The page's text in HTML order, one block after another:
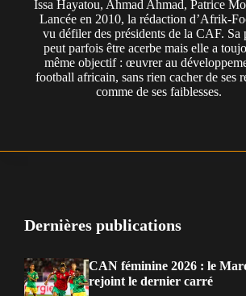
Issa Hayatou, Ahmad Ahmad, Patrice
Lancée en 2010, la rédaction d’Afrik-
vu défiler des présidents de la CAF. Sa
peut parfois être acerbe mais elle a
même objectif : œuvrer au
football africain, sans rien cacher de ses
comme de ses faiblesses.
Dernières publications
CAN féminine 2026 : le
rejoint le dernier carré